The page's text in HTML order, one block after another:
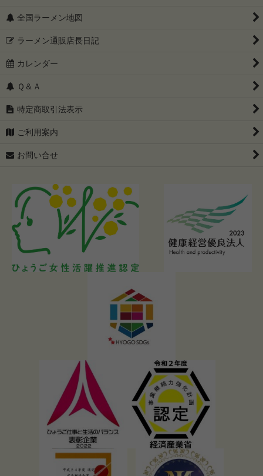
全国ラーメン地図
ラーメン通販店長日記
カレンダー
Ｑ＆Ａ
特定商取引法表示
ご利用案内
お問い合せ